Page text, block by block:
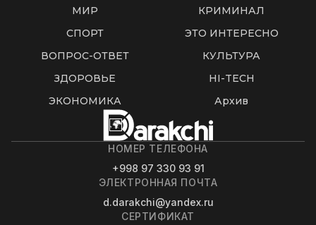
МИР
КРИМИНАЛ
СПОРТ
ЭТО ИНТЕРЕСНО
ВОПРОС-ОТВЕТ
КУЛЬТУРА
ЗДОРОВЬЕ
HI-TECH
ЭКОНОМИКА
Архив
НОМЕР ТЕЛЕФОНА
+998 97 330 93 91
ЭЛЕКТРОННАЯ ПОЧТА
d.darakchi@yandex.ru
СЕРТИФИКАТ